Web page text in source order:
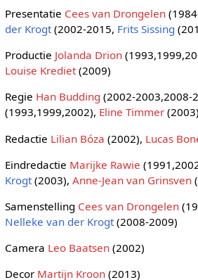
Presentatie Cees van Drongelen
der Krogt(2002-2015, Frits Sissing
Productie Jolanda Drion
Louise Krediet(2009)
Regie Han Budding (2002-2003,2008-
(1993,1999,2002), Eline Timmer(2003)
Redactie Lilian Bóza (2002), Lucas
Eindredactie Marijke Rawie
Krogt(2003), Anne-Jean van Grinsven
Samenstelling Cees van Drongelen
Nelleke van der Krogt(2008-2009)
Camera Leo Baatsen(2002)
Decor Martijn Kroon(2013)